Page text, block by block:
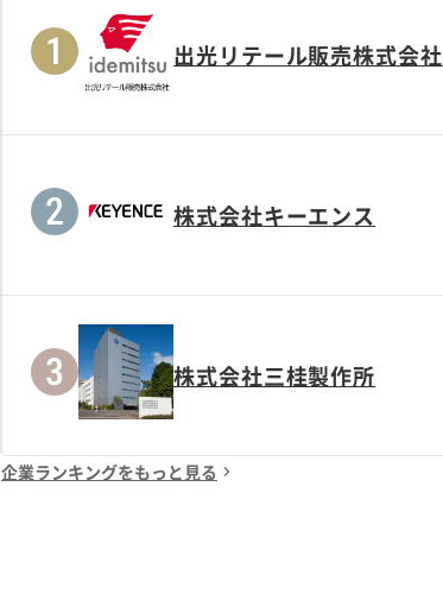
出光リテール販売株式会社
株式会社キーエンス
株式会社三桂製作所
企業ランキングをもっと見る